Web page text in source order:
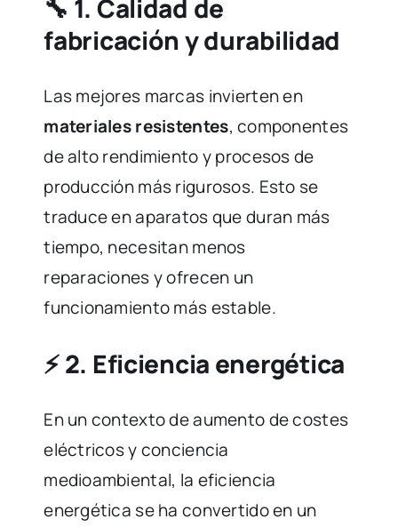
🔧 1. Calidad de
fabricación y durabilidad
Las mejores marcas invierten en
materiales resistentes, componentes
de alto rendimiento y procesos de
producción más rigurosos. Esto se
traduce en aparatos que duran más
tiempo, necesitan menos
reparaciones y ofrecen un
funcionamiento más estable.
⚡ 2. Eficiencia energética
En un contexto de aumento de costes
eléctricos y conciencia
medioambiental, la eficiencia
energética se ha convertido en un